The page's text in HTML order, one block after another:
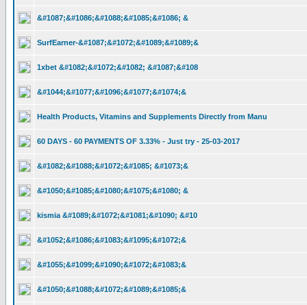
&#1087;&#1086;&#1088;&#1085;&#1086; &
SurfEarner-&#1087;&#1072;&#1089;&#1089;&
1xbet &#1082;&#1072;&#1082; &#1087;&#108
&#1044;&#1077;&#1096;&#1077;&#1074;&
Health Products, Vitamins and Supplements Directly from Manu
60 DAYS - 60 PAYMENTS OF 3.33% - Just try - 25-03-2017
&#1082;&#1088;&#1072;&#1085; &#1073;&
&#1050;&#1085;&#1080;&#1075;&#1080; &
kismia &#1089;&#1072;&#1081;&#1090; &#10
&#1052;&#1086;&#1083;&#1095;&#1072;&
&#1055;&#1099;&#1090;&#1072;&#1083;&
&#1050;&#1088;&#1072;&#1089;&#1085;&